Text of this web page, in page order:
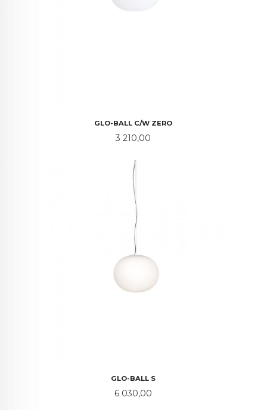
GLO-BALL C/W ZERO
Pris
3 210,00
GLO-BALL S
Pris
6 030,00